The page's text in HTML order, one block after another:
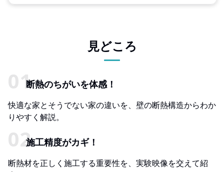
見どころ
断熱のちがいを体感！
快適な家とそうでない家の違いを、壁の断熱構造からわか
りやすく解説。
施工精度がカギ！
断熱材を正しく施工する重要性を、実験映像を交えて紹